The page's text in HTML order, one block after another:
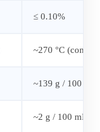
≤ 0.10%
~270 °C (con
~139 g / 100 mL
~2 g / 100 mL